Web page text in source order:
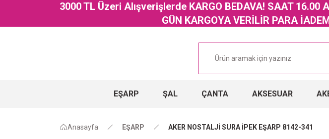
3000 TL Üzeri Alışverişlerde KARGO BEDAVA! SAAT 16.00
GÜN KARGOYA VERİLİR PARA
EŞARP ŞAL ÇANTA AKSESUAR
Anasayfa EŞARP AKER NOSTALJİ SURA İPEK EŞARP 8142-341